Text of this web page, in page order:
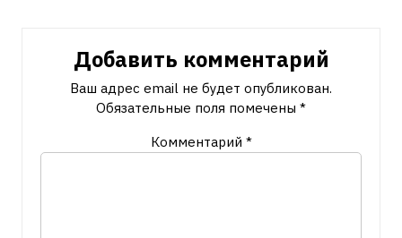
Добавить комментарий
Ваш адрес email не будет опубликован.
Обязательные поля помечены *
Комментарий *